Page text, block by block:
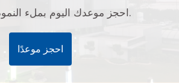
احجز موعدك اليوم بملء النموذج السريع.
احجز موعدًا